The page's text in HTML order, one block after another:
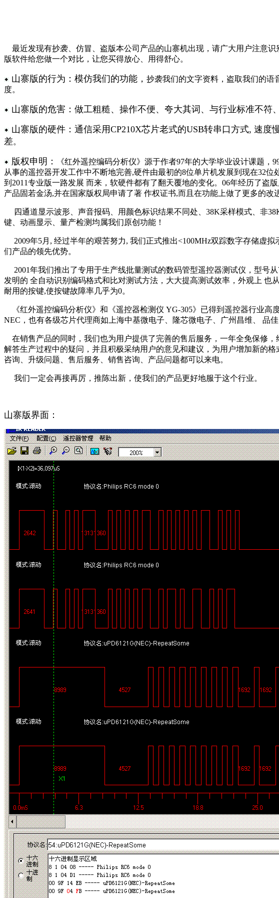
最近发现有抄袭、仿冒、盗版本公司产品的山寨机出现，请广大用户注意
版软件给您做一个对比，让您买得放心、用得舒心。
山寨版的行为：模仿我们的功能， 抄袭我们的文字资料，盗取我们的语
度。
山寨版的危害：做工粗糙、操作不便、夸大其词、与行业标准不符
山寨版的硬件：通信采用CP210X芯片老式的USB转串口方式, 速
差。
版权申明：
《红外遥控编码分析仪》源于作者97年的大学毕业设计课题
从事的遥控器开发工作中不断地完善,硬件由最初的8位单片机发展到现在32
到2011专业版一路发展 而来，软硬件都有了翻天覆地的变化。06年经历了
产品固若金汤,并在国家版权局申请了著 作权证书,而且在功能上做了更多的
四通道显示波形、声音报码、用颜色标识结果不同处、38K采样模式、非
键、动画显示、量产检测均属我们原创功能！
2009年5月, 经过半年的艰苦努力, 我们正式推出<100MHz双踪数字存储虚
们产品的领先优势。
2001年我们推出了专用于生产线批量测试的数码管型遥控器测试仪，型号
发明的 全自动识别编码格式和比对测试方法，大大提高测试效率，外观上
耐用的按键,使按键故障率几乎为0。
《红外遥控编码分析仪》和《遥控器检测仪 YG-305》已得到遥控器行业高
NEC，也有各级芯片代理商如上海中基微电子、隆芯微电子、广州昌维、 品
在销售产品的同时，我们也为用户提供了完善的售后服务，一年全免保修
解答生产过程中的疑问，并且积极采纳用户的意见和建议，为用户增加新的
咨询、升级问题、售后服务、销售咨询、产品问题都可以来电。
我们一定会再接再厉，推陈出新，使我们的产品更好地服于这个行业。
山寨版界面：